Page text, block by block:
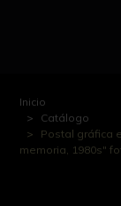
Inicio
Catálogo
Postal gráfica
memoria, 1980s"